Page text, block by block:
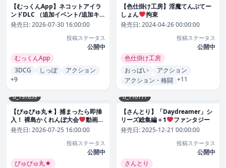
【むっくんApp】ネコットアイラ
ンドDLC （追加イベント/追加キャ
ラクター/追加衣装/強化アイテム/
他）
発売日:2026-07-30 16:00:00
投稿ステータス
公開中
むっくんApp
3DCG
しっぽ
アクション
+9
【色仕掛け工房】淫魔てんぷてー
しょん
拘束
発売日:2024-04-26 00:00:00
投稿ステータス
公開中
色仕掛け工房
おっぱい
アクション
アクション・格闘 +11
d_797839
【びゅびゅ丸★】捕まったら即挿
入！ 裸島かくれんぼ大会
動画・
アニメーション
発売日:2026-07-25 16:00:00
投稿ステータス
公開中
びゅびゅ丸★
d_710111
【さんとり】「Daydreamer」シ
リーズ総集編＋1
ファンタジー
発売日:2025-12-21 00:00:00
投稿ステータス
公開中
さんとり